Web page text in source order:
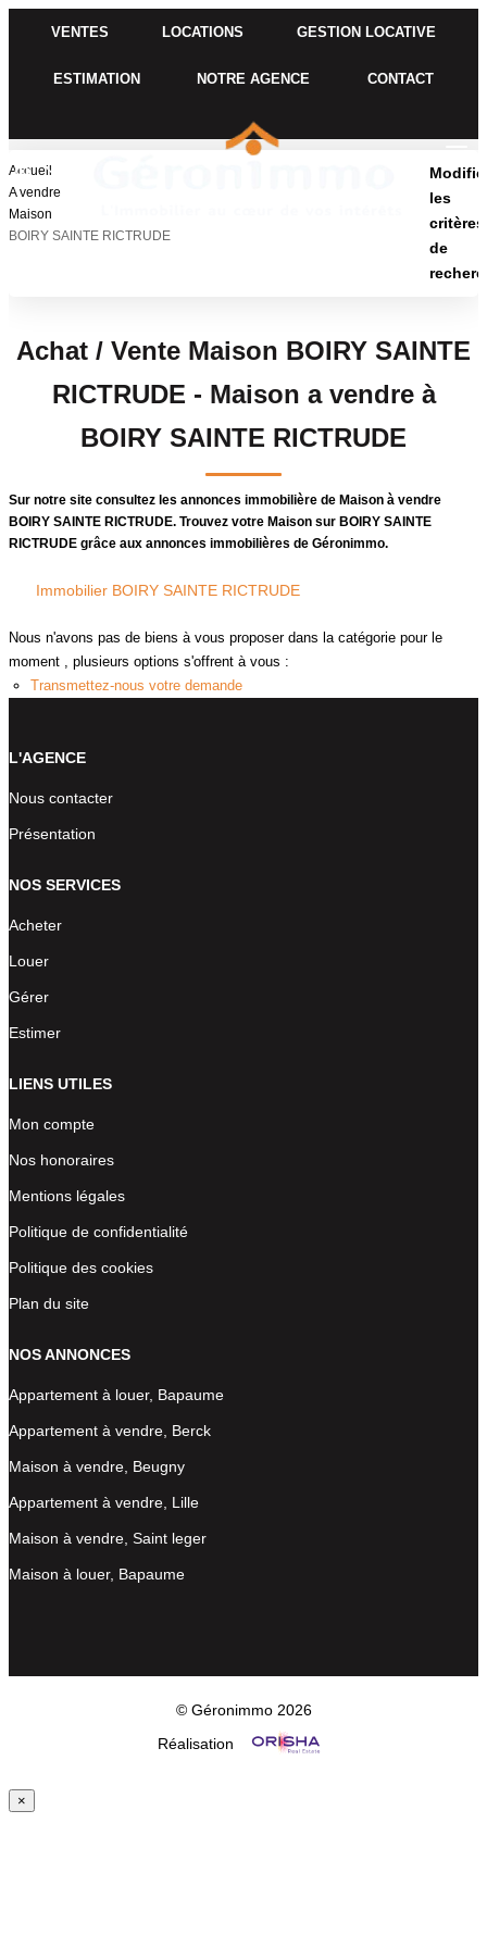
VENTES LOCATIONS GESTION LOCATIVE
ESTIMATION NOTRE AGENCE CONTACT
ESTIMATION
NOTRE AGENCE
CONTACT
Accueil
A vendre
Maison
BOIRY SAINTE RICTRUDE
les
critères
de
Localisation
Localisation
Type de bien
Budget max
Plus de critères
Plus de critères
Créer une alerte
Achat / Vente Maison BOIRY SAINTE
RICTRUDE - Maison a vendre à
BOIRY SAINTE RICTRUDE
Sur notre site consultez les annonces immobilière de Maison à vendre
BOIRY SAINTE RICTRUDE. Trouvez votre Maison sur BOIRY SAINTE
RICTRUDE grâce aux annonces immobilières de Géronimmo.
Immobilier BOIRY SAINTE RICTRUDE
Nous n'avons pas de biens à vous proposer dans la catégorie pour le
moment , plusieurs options s'offrent à vous :
Transmettez-nous votre demande
L'AGENCE
Nous contacter
Présentation
NOS SERVICES
Acheter
Louer
Gérer
Estimer
LIENS UTILES
Mon compte
Nos honoraires
Mentions légales
Politique de confidentialité
Politique des cookies
Plan du site
NOS ANNONCES
Appartement à louer, Bapaume
Appartement à vendre, Berck
Maison à vendre, Beugny
Appartement à vendre, Lille
Maison à vendre, Saint leger
Maison à louer, Bapaume
© Géronimmo 2026
Réalisation
×